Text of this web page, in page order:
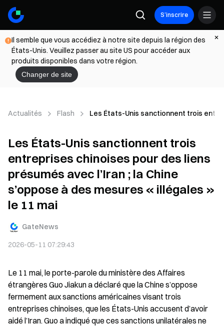
S’inscrire
Il semble que vous accédiez à notre site depuis la région des
États-Unis. Veuillez passer au site US pour accéder aux
produits disponibles dans votre région.
Changer de site
Actualités Flash Les États-Unis sanctionnent trois
Les États-Unis sanctionnent trois
entreprises chinoises pour des liens
présumés avec l’Iran ; la Chine
s’oppose à des mesures « illégales »
le 11 mai
GateNews
2026-05-11 07:29:43
Le 11 mai, le porte-parole du ministère des Affaires
étrangères Guo Jiakun a déclaré que la Chine s’oppose
fermement aux sanctions américaines visant trois
entreprises chinoises, que les États-Unis accusent d’avoir
aidé l’Iran. Guo a indiqué que ces sanctions unilatérales ne